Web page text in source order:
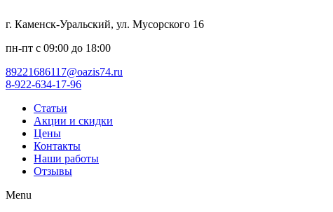
г. Каменск-Уральский, ул. Мусорского 16
пн-пт с 09:00 до 18:00
89221686117@oazis74.ru
8-922-634-17-96
Статьи
Акции и скидки
Цены
Контакты
Наши работы
Отзывы
Menu